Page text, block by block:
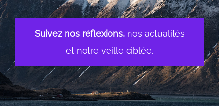
Suivez nos réflexions, nos actualités
et notre veille ciblée.